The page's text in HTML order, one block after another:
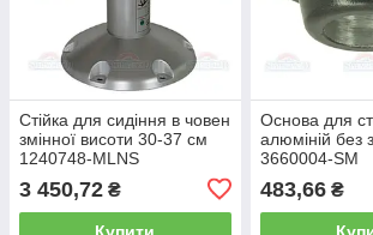
Стійка для сидіння в човен
змінної висоти 30-37 см
1240748-MLNS
3 450,72 ₴
Основа для
алюміній без
3660004-SM
483,66₴